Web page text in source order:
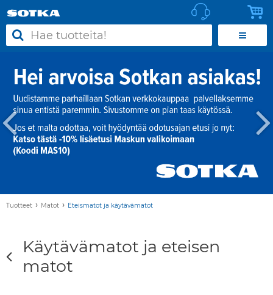
Tuotteet › Matot › Eteismatot ja käytävämatot
Käytävämatot ja eteisen
matot